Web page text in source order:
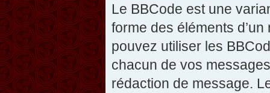
Le BBCode est une
forme des éléments
pouvez utiliser les
chacun de vos
rédaction de message.